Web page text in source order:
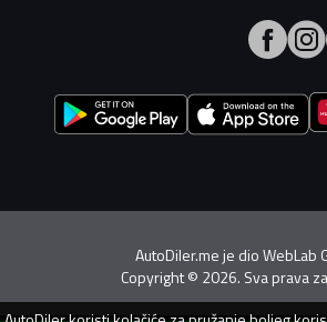
AutoDiler.me je dioWebLab
Copyright© 2026. Sva prava